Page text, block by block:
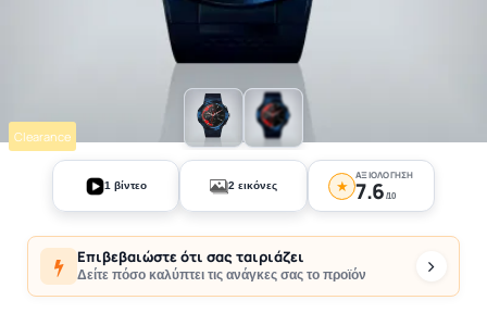
Clearance
+1
1 βίντεο 2 εικόνες ★
ΑΞΙΟΛΌΓΗΣΗ
7.6 /10
Επιβεβαιώστε ότι σας ταιριάζει
Δείτε πόσο καλύπτει τις ανάγκες σας το προϊόν